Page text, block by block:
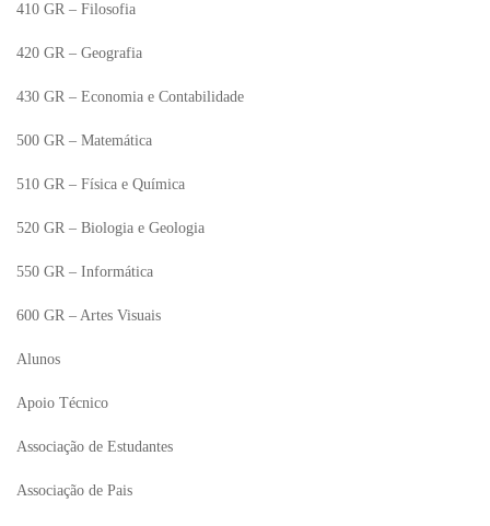
410 GR – Filosofia
420 GR – Geografia
430 GR – Economia e Contabilidade
500 GR – Matemática
510 GR – Física e Química
520 GR – Biologia e Geologia
550 GR – Informática
600 GR – Artes Visuais
Alunos
Apoio Técnico
Associação de Estudantes
Associação de Pais